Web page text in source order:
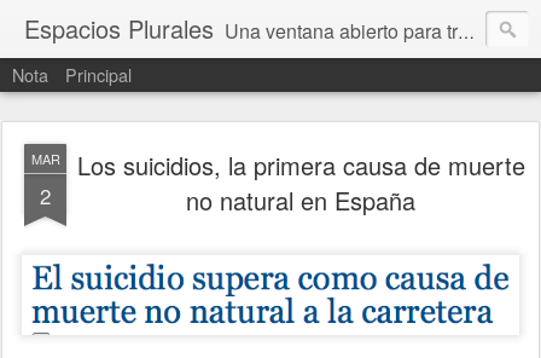
Espacios Plurales Una ventana abierto para tratar problemas que nos afectan a todxs. Temas sociales, educación, cultura, economía, política, derechos, calidad de vida. Estamos gobernados, pero queremos una calidad mayor en la política.
Nota Principal
MAR
2
Los suicidios, la primera causa de muerte
no natural en España